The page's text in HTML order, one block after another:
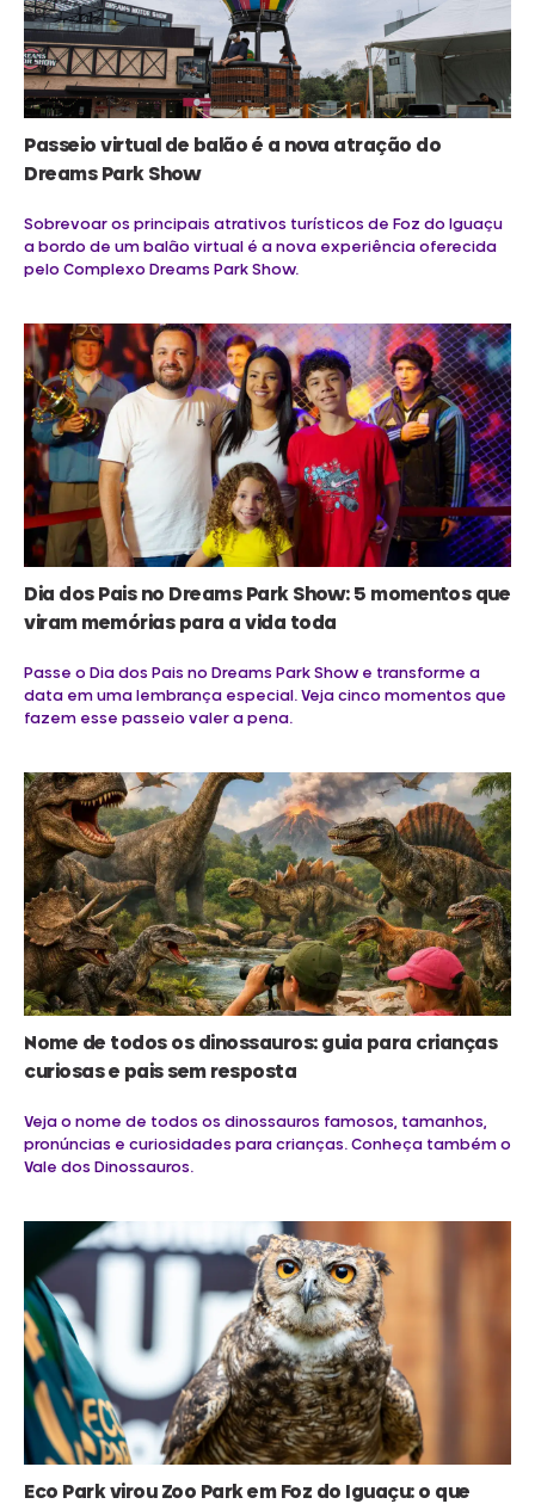
Passeio virtual de balão é a nova atração do
Dreams Park Show
Sobrevoar os principais atrativos turísticos de Foz do Iguaçu
a bordo de um balão virtual é a nova experiência oferecida
pelo Complexo Dreams Park Show.
Dia dos Pais no Dreams Park Show: 5 momentos que
viram memórias para a vida toda
Passe o Dia dos Pais no Dreams Park Show e transforme a
data em uma lembrança especial. Veja cinco momentos que
fazem esse passeio valer a pena.
Nome de todos os dinossauros: guia para crianças
curiosas e pais sem resposta
Veja o nome de todos os dinossauros famosos, tamanhos,
pronúncias e curiosidades para crianças. Conheça também o
Vale dos Dinossauros.
Eco Park virou Zoo Park em Foz do Iguaçu: o que